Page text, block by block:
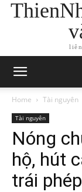
Home Tài nguyên
Tài nguyên
Nóng
hộ, hút
trái